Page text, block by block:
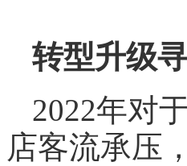
转型升级
2022年对
店客流承压